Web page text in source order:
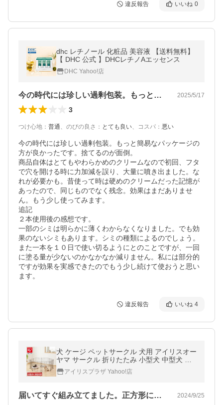
違反報告 いいね 0
dhc レチノール 化粧品 美容液 【送料無料】
【 DHC 公式 】DHCレチノAエッセンス
DHC Yahoo!店
今の時代には珍しい過剰包装。もっと簡易… 2025/5/17
3
つけ心地 ： 普通、 のびの良さ ： とても良い、 コスパ ： 悪い
今の時代には珍しい過剰包装。もっと簡易なパッケージの
方が良かったです。捨てるのが面倒。
商品自体はとてもやわらかめのクリームなので初回、フタ
で穴を開ける時に力加減を誤り、大量に噴き出ました。な
れが必要かも。昔使って時は硬めのクリームだった記憶が
あったので、同じものでなく残念。効果はまだありませ
ん。もう少し使ってみます。
追記
２本使用後の感想です。
一部のシミは明らかに薄くわからなくなりました。でも効
果のないシミもあります。シミの種類によるのでしょう。
また一本を１０日で使い切るようにとのことですが、一回
に塗る量が少ないのかなかなか減りません。私には部分的
ですが効果を実感できたのでもう少し続けて使おうと思い
違反報告 いいね 4
犬 ケージ ペットサークル 犬用 アイリスオー
ヤマ サークル 折りたたみ 小型犬 中型犬 ペ
ット ワイヤーサークル 室内 ペットケージ マ
ットブラウン PWC-628
アイリスプラザ Yahoo!店
届いてすぐ組み立てました。正方形に設置… 2024/9/25